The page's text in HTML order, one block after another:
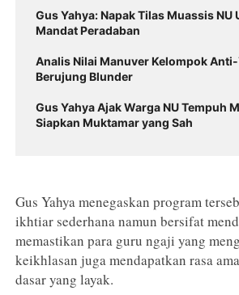
Gus Yahya: Napak Tilas Muassis NU
Mandat Peradaban
Analis Nilai Manuver Kelompok
Berujung Blunder
Gus Yahya Ajak Warga NU Tempuh
Siapkan Muktamar yang Sah
Gus Yahya menegaskan program
ikhtiar sederhana namun bersifat
memastikan para guru ngaji yang
keikhlasan juga mendapatkan rasa
dasar yang layak.